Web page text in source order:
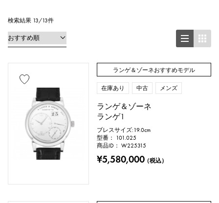
イヤリング
ブレスレット
ブローチ
地金材質
プラチナ イエローゴールド
ピンクゴールド ホワイトゴールド
エナメル
検索結果 13/13件
ランゲ＆ゾーネおすすめモデル
在庫あり 中古 メンズ
ランゲ＆ゾーネ
ランゲ1
ブレスサイズ:19.0cm
型番： 101.025
商品ID： W225315
¥5,580,000（税込）